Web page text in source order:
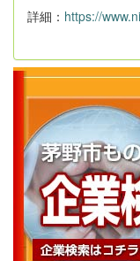
詳細： https://